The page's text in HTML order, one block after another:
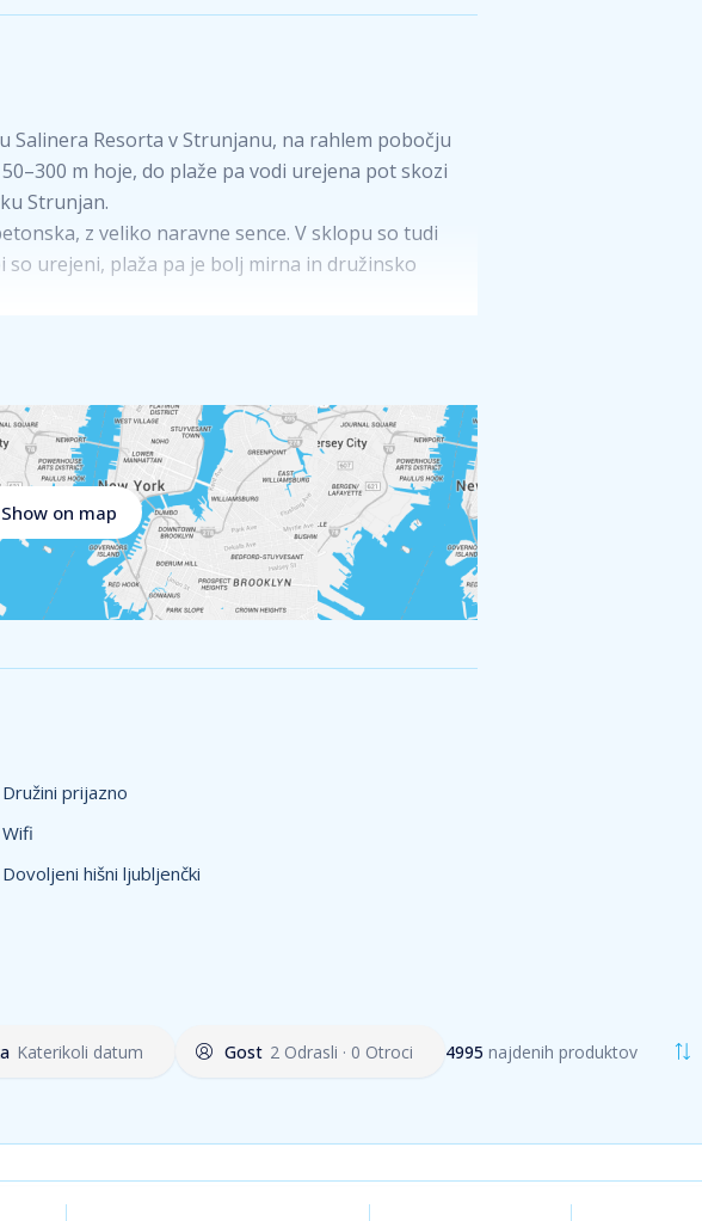
Salinera Resorta v Strunjanu, na rahlem pobočju
m hoje, do plaže pa vodi urejena pot skozi
Strunjan.
z veliko naravne sence. V sklopu so tudi
urejeni, plaža pa je bolj mirna in družinsko
(v večjih enotah), kopalnico in popolnoma
v hotelski restavraciji Salinera. Gostje lahko
bazeni).
Salinera, ki združuje hotel, apartmaje,
in “wellness v zelenju”, z močnim poudarkom na
animacija v sezoni in veliko naravnega okolja
– glavne poti in resort so dostopni, vendar zaradi
enako dostopne
Show on map
Družini prijazno
Wifi
Dovoljeni hišni ljubljenčki
Katerikoli datum Gost 2 Odrasli · 0 Otroci 4995 najdenih produktov